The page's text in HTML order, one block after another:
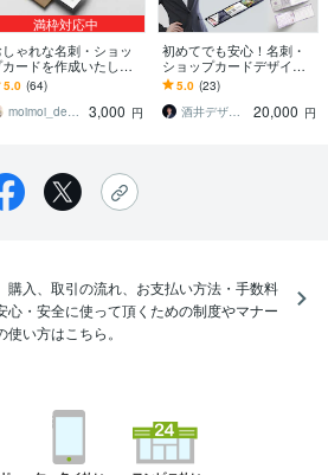
満枠対応中
しゃれな名刺・ショッ
ードを作成いたしま
印刷対応OK(別途料
）・あなただけのデザ
を作成！
5.0 (64)
moimoi_design
3,000 円
初めてでも安心！名刺・
ショップカードデザイン
します お客様自信をアピ
ールする、世界でたった1
枚をデザインします！
5.0 (23)
酒井デザインスタジオ
20,000 円
購入、取引の流れ、お支払い方法・手数料
心・安全に使って頂くための制度やマナー
い方はこちら。